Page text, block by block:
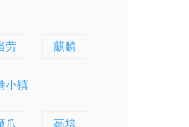
劳 麒麟
小镇
爪 高培